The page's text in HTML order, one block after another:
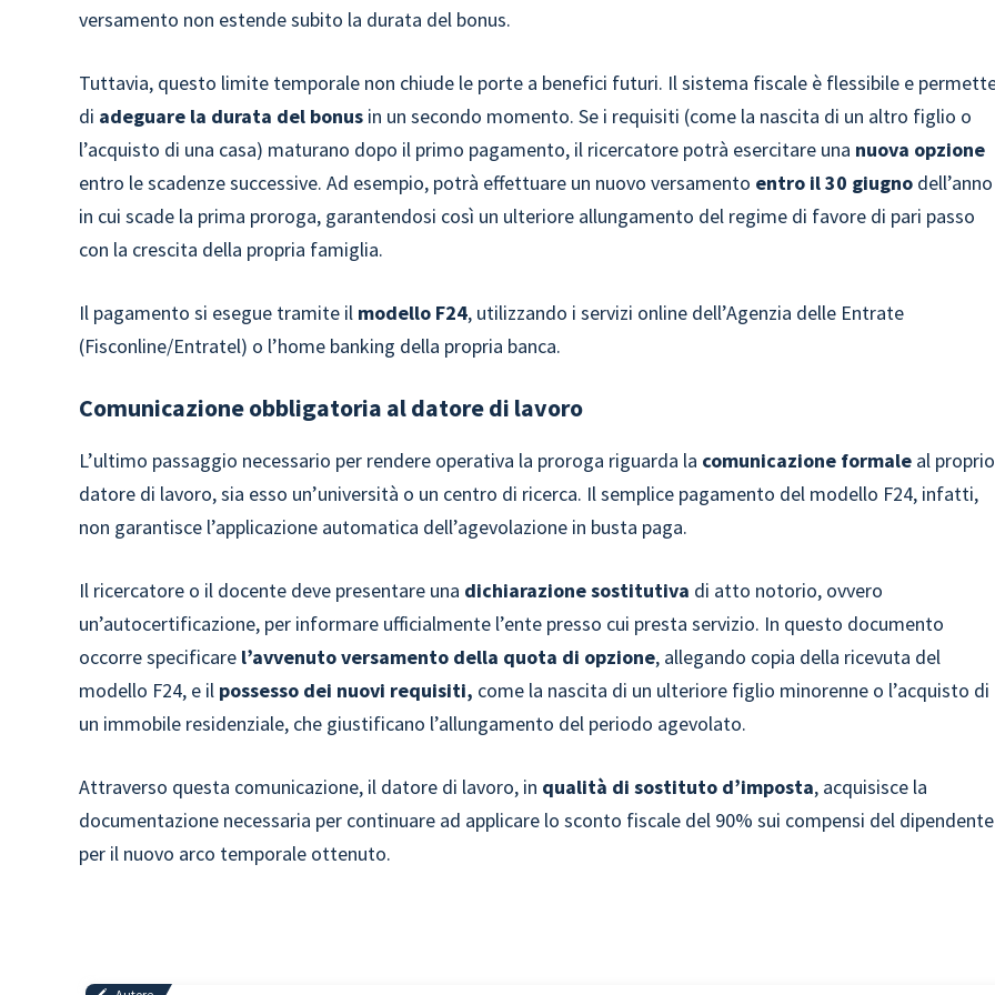
versamento non estende subito la durata del bonus.
Tuttavia, questo limite temporale non chiude le porte a benefici futuri. Il sistema fiscale è flessibile e
di adeguare la durata del bonus in un secondo momento. Se i requisiti (come la nascita di un altro figlio o
l’acquisto di una casa) maturano dopo il primo pagamento, il ricercatore potrà esercitare una nuova opzione
entro le scadenze successive. Ad esempio, potrà effettuare un nuovo versamento entro il 30 giugno dell’anno
in cui scade la prima proroga, garantendosi così un ulteriore allungamento del regime di favore di pari passo
con la crescita della propria famiglia.
Il pagamento si esegue tramite il modello F24, utilizzando i servizi online dell’Agenzia delle Entrate
(Fisconline/Entratel) o l’home banking della propria banca.
Comunicazione obbligatoria al datore di lavoro
L’ultimo passaggio necessario per rendere operativa la proroga riguarda la comunicazione formale al proprio
datore di lavoro, sia esso un’università o un centro di ricerca. Il semplice pagamento del modello F24, infatti,
non garantisce l’applicazione automatica dell’agevolazione in busta paga.
Il ricercatore o il docente deve presentare una dichiarazione sostitutiva di atto notorio, ovvero
un’autocertificazione, per informare ufficialmente l’ente presso cui presta servizio. In questo documento
occorre specificare l’avvenuto versamento della quota di opzione, allegando copia della ricevuta del
modello F24, e il possesso dei nuovi requisiti, come la nascita di un ulteriore figlio minorenne o l’acquisto di
un immobile residenziale, che giustificano l’allungamento del periodo agevolato.
Attraverso questa comunicazione, il datore di lavoro, in qualità di sostituto d’imposta, acquisisce la
documentazione necessaria per continuare ad applicare lo sconto fiscale del 90% sui compensi del dipendente
per il nuovo arco temporale ottenuto.